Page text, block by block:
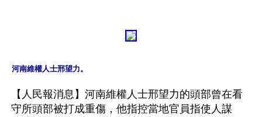
【人民報消息】河南維權人士邢望力的頭部曾在看
守所頭部被打成重傷，他指控當地官員指使人謀